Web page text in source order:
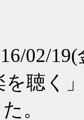
02/
を聴く
。